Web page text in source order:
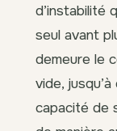
d’instabilité
seul avant
demeure le
vide,
capacité de